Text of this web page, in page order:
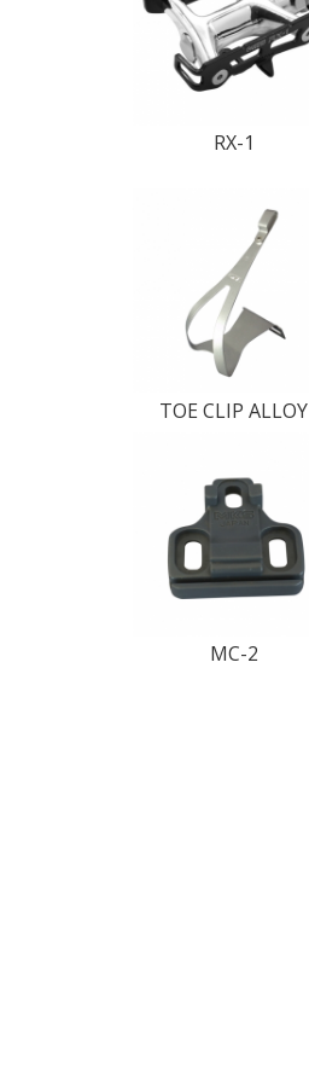
RX-1
TOE CLIP ALLOY
MC-2